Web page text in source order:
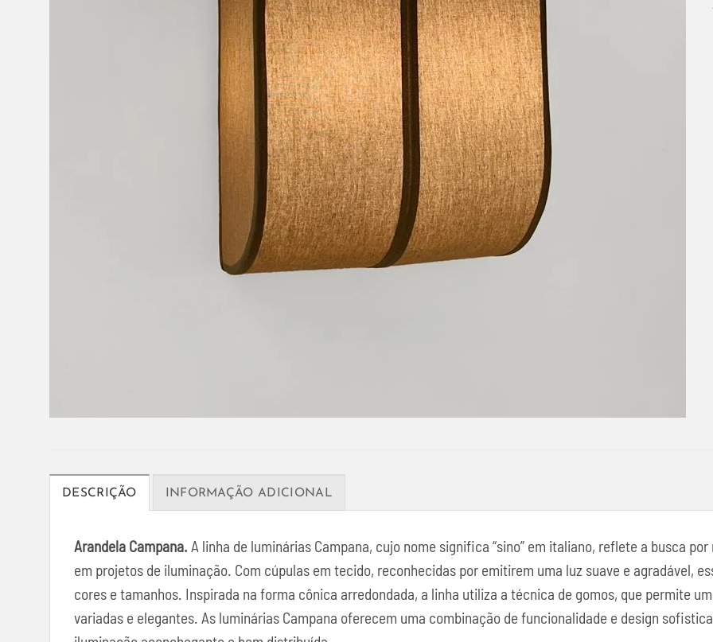
DESCRIÇÃO INFORMAÇÃO ADICIONAL
Arandela Campana. A linha de luminárias Campana, cujo nome significa “sino” em italiano, reflete a busca
em projetos de iluminação. Com cúpulas em tecido, reconhecidas por emitirem uma luz suave e agradável,
cores e tamanhos. Inspirada na forma cônica arredondada, a linha utiliza a técnica de gomos, que permite
variadas e elegantes. As luminárias Campana oferecem uma combinação de funcionalidade e design